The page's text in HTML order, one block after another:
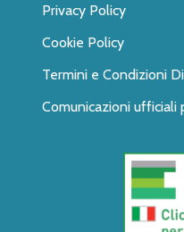
Privacy Policy
Cookie Policy
Termini e Condizioni
Comunicazioni ufficiali